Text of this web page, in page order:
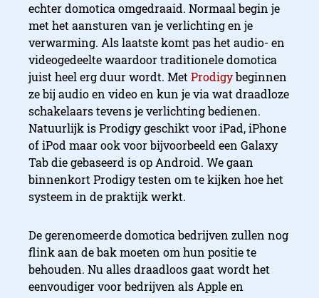
echter domotica omgedraaid. Normaal begin je
met het aansturen van je verlichting en je
verwarming. Als laatste komt pas het audio- en
videogedeelte waardoor traditionele domotica
juist heel erg duur wordt. MetProdigybeginnen
ze bij audio en video en kun je via wat draadloze
schakelaars tevens je verlichting bedienen.
Natuurlijk is Prodigy geschikt voor iPad, iPhone
of iPod maar ook voor bijvoorbeeld een Galaxy
Tab die gebaseerd is op Android. We gaan
binnenkort Prodigy testen om te kijken hoe het
systeem in de praktijk werkt.
De gerenomeerde domotica bedrijven zullen nog
flink aan de bak moeten om hun positie te
behouden. Nu alles draadloos gaat wordt het
eenvoudiger voor bedrijven als Apple en